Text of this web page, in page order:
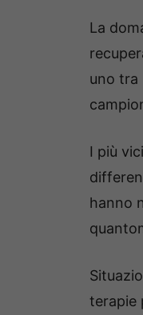
La
uno tra
I più
hanno
terapie